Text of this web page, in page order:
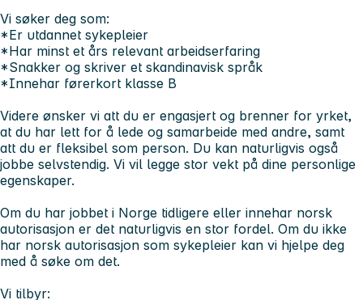
Vi søker deg som:
*Er utdannet sykepleier
*Har minst et års relevant arbeidserfaring
*Snakker og skriver et skandinavisk språk
*Innehar førerkort klasse B
Videre ønsker vi att du er engasjert og brenner for yrket,
at du har lett for å lede og samarbeide med andre, samt
att du er fleksibel som person. Du kan naturligvis også
jobbe selvstendig. Vi vil legge stor vekt på dine personlige
egenskaper.
Om du har jobbet i Norge tidligere eller innehar norsk
autorisasjon er det naturligvis en stor fordel. Om du ikke
har norsk autorisasjon som sykepleier kan vi hjelpe deg
med å søke om det.
Vi tilbyr: